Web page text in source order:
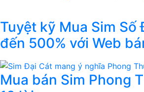
Tuyệt kỹ Mua Sim Số
đến 500% với Web
Mua bán Sim Phong